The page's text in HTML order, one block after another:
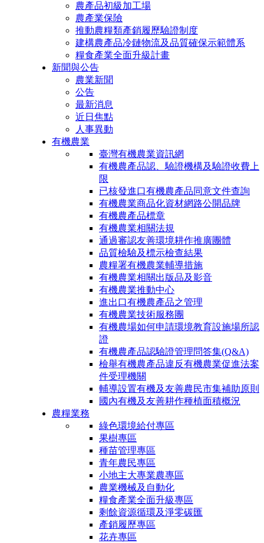
農產品初級加工場
農產業保險
推動農糧類產銷履歷驗證制度
建構農產品冷鏈物流及品質確保示範體系
糧食產業全面升級計畫
新聞與公告
農業新聞
公告
最新消息
近日焦點
人事異動
有機農業
臺灣有機農業資訊網
有機農產品認、驗證機構及驗證收費上
限
已核發進口有機農產品同意文件查詢
有機農業商品化資材網路公開品牌
有機農產品標章
有機農業相關法規
通過審認友善環境耕作推廣團體
品質檢驗及標示檢查結果
農糧署有機農業輔導措施
有機農業相關出版品及影音
有機農業推動中心
進出口有機農產品之管理
有機農業技術服務團
有機農場如何申請環境教育設施場所認
證
有機農產品認驗證管理問答集(Q&A)
檢舉有機農產品違反有機農業促進法案
件受理機關
輔導設置有機及友善農民市集補助原則
國內有機及友善耕作種植面積概況
農糧業務
綠色環境給付專區
果樹專區
種苗管理專區
青年農民專區
小地主大專業農專區
農業機械及自動化
糧食產業全面升級專區
剩餘資源循環及淨零碳匯
產銷履歷專區
花卉專區